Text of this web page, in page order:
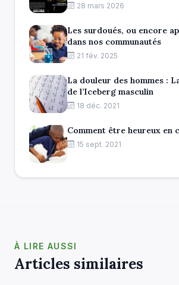
28 mars 2026
Les surdoués, ou encore
dans nos communautés
21 fév. 2025
La douleur des hommes :
de l’Iceberg masculin
18 déc. 2021
Comment être heureux en
15 sept. 2021
À LIRE AUSSI
Articles similaires